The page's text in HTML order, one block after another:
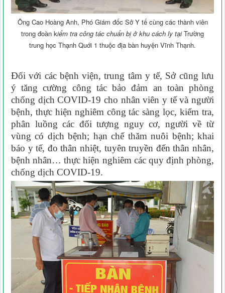
Ông Cao Hoàng Anh, Phó Giám đốc Sở Y tế cùng các thành viên
trong đoàn kiểm tra công tác chuẩn bị ở khu cách ly tạiTrường
trung học Thạnh Quới 1 thuộc địa bàn huyện Vĩnh Thạnh.
Đối với các bệnh viện, trung tâm y tế, Sở cũng lưu
ý tăng cường công tác bảo đảm an toàn phòng
chống dịch COVID-19 cho nhân viên y tế và người
bệnh, thực hiện nghiêm công tác sàng lọc, kiểm tra,
phân luồng các đối tượng nguy cơ, người về từ
vùng có dịch bệnh; hạn chế thăm nuôi bệnh; khai
báo y tế, đo thân nhiệt, tuyên truyền đến thân nhân,
bệnh nhân… thực hiện nghiêm các quy định phòng,
chống dịch COVID-19.